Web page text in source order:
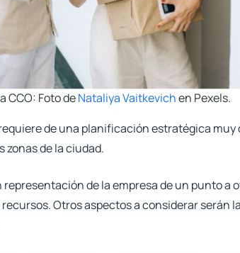
CCO: Foto deNataliya Vaitkevichen Pexels.
de una planificación estratégica muy
de la ciudad.
de la empresa de un punto a
Otros aspectos a considerar serán